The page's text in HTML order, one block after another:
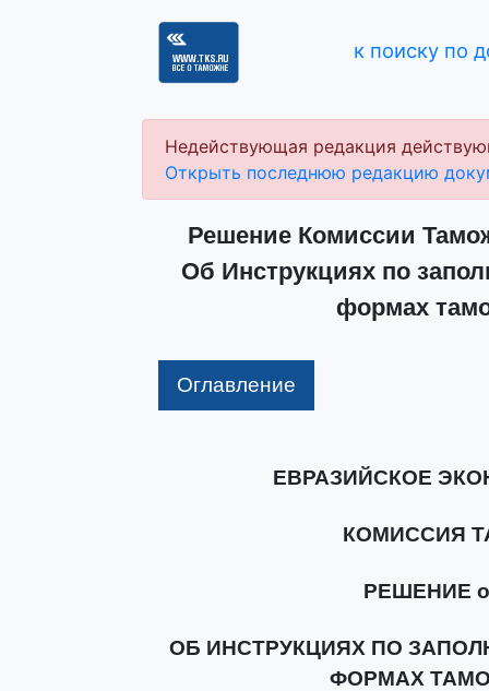
к поиску по
Недействующая редакция
Открыть последнюю редакцию
Решение Комиссии
Об Инструкциях по
формах
Оглавление
ЕВРАЗИЙСКОЕ
КОМИССИЯ
РЕШЕНИЕ
ОБ ИНСТРУКЦИЯХ ПО
ФОРМАХ